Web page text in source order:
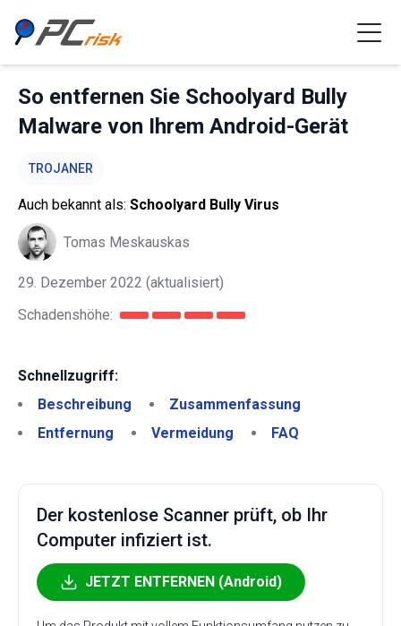
So entfernen Sie Schoolyard Bully
Malware von Ihrem Android-Gerät
TROJANER
Auch bekannt als: Schoolyard Bully Virus
Tomas Meskauskas
29. Dezember 2022 (aktualisiert)
Schadenshöhe:
Schnellzugriff:
Beschreibung
Zusammenfassung
Entfernung
Vermeidung FAQ
Der kostenlose Scanner prüft, ob Ihr
Computer infiziert ist.
JETZT ENTFERNEN (Android)